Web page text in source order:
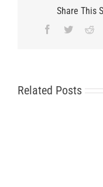
Share This
Facebook
Twitter
Related Posts